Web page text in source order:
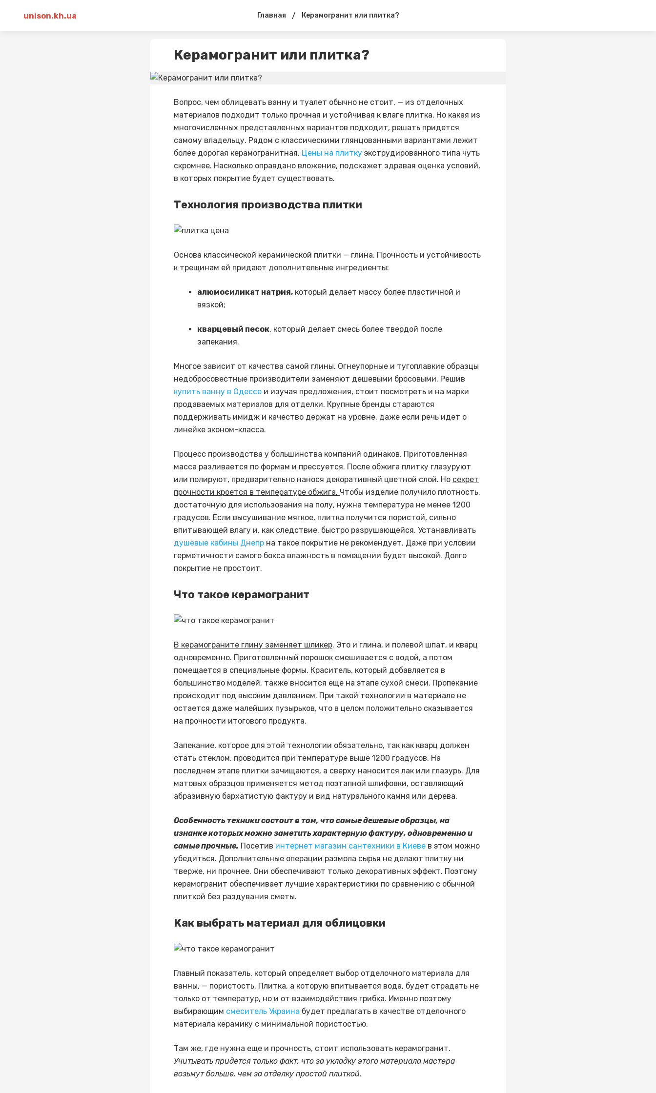
unison.kh.ua Главная / Керамогранит или плитка?
Керамогранит или плитка?
Вопрос, чем облицевать ванну и туалет обычно не стоит, — из отделочных
материалов подходит только прочная и устойчивая к влаге плитка. Но какая из
многочисленных представленных вариантов подходит, решать придется
самому владельцу. Рядом с классическими глянцованными вариантами лежит
более дорогая керамогранитная. Цены на плитку экструдированного типа чуть
скромнее. Насколько оправдано вложение, подскажет здравая оценка условий,
в которых покрытие будет существовать.
Технология производства плитки
Основа классической керамической плитки — глина. Прочность и устойчивость
к трещинам ей придают дополнительные ингредиенты:
алюмосиликат натрия, который делает массу более пластичной и
вязкой;
кварцевый песок, который делает смесь более твердой после
запекания.
Многое зависит от качества самой глины. Огнеупорные и тугоплавкие образцы
недобросовестные производители заменяют дешевыми бросовыми. Решив
купить ванну в Одессе и изучая предложения, стоит посмотреть и на марки
продаваемых материалов для отделки. Крупные бренды стараются
поддерживать имидж и качество держат на уровне, даже если речь идет о
линейке эконом-класса.
Процесс производства у большинства компаний одинаков. Приготовленная
масса разливается по формам и прессуется. После обжига плитку глазуруют
или полируют, предварительно нанося декоративный цветной слой. Но секрет
прочности кроется в температуре обжига. Чтобы изделие получило плотность,
достаточную для использования на полу, нужна температура не менее 1200
градусов. Если высушивание мягкое, плитка получится пористой, сильно
впитывающей влагу и, как следствие, быстро разрушающейся. Устанавливать
душевые кабины Днепр на такое покрытие не рекомендует. Даже при условии
герметичности самого бокса влажность в помещении будет высокой. Долго
покрытие не простоит.
Что такое керамогранит
В керамограните глину заменяет шликер. Это и глина, и полевой шпат, и кварц
одновременно. Приготовленный порошок смешивается с водой, а потом
помещается в специальные формы. Краситель, который добавляется в
большинство моделей, также вносится еще на этапе сухой смеси. Пропекание
происходит под высоким давлением. При такой технологии в материале не
остается даже малейших пузырьков, что в целом положительно сказывается
на прочности итогового продукта.
Запекание, которое для этой технологии обязательно, так как кварц должен
стать стеклом, проводится при температуре выше 1200 градусов. На
последнем этапе плитки зачищаются, а сверху наносится лак или глазурь. Для
матовых образцов применяется метод поэтапной шлифовки, оставляющий
абразивную бархатистую фактуру и вид натурального камня или дерева.
Особенность техники состоит в том, что самые дешевые образцы, на
изнанке которых можно заметить характерную фактуру, одновременно и
самые прочные. Посетив интернет магазин сантехники в Киеве в этом можно
убедиться. Дополнительные операции размола сырья не делают плитку ни
тверже, ни прочнее. Они обеспечивают только декоративных эффект. Поэтому
керамогранит обеспечивает лучшие характеристики по сравнению с обычной
плиткой без раздувания сметы.
Как выбрать материал для облицовки
Главный показатель, который определяет выбор отделочного материала для
ванны, — пористость. Плитка, а которую впитывается вода, будет страдать не
только от температур, но и от взаимодействия грибка. Именно поэтому
выбирающим смеситель Украина будет предлагать в качестве отделочного
материала керамику с минимальной пористостью.
Там же, где нужна еще и прочность, стоит использовать керамогранит.
Учитывать придется только факт, что за укладку этого материала мастера
возьмут больше, чем за отделку простой плиткой.